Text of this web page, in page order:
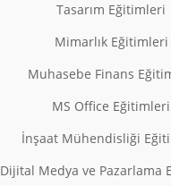
Tasarım Eğitimleri
Mimarlık Eğitimleri
Muhasebe Finans
MS Office Eğitimleri
İnşaat Mühendisliği
Dijital Medya ve Pazarlama